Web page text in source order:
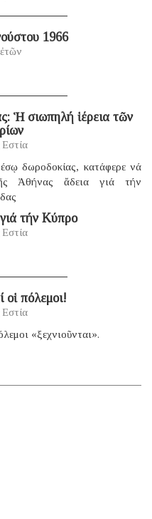
1966
Ἡ σιωπηλή ἱέρεια τῶν
δωροδοκίας, κατάφερε νά
Ἀθήνας ἄδεια γιά τήν
τήν Κύπρο
οἱ πόλεμοι!
«ξεχνιοῦνται».